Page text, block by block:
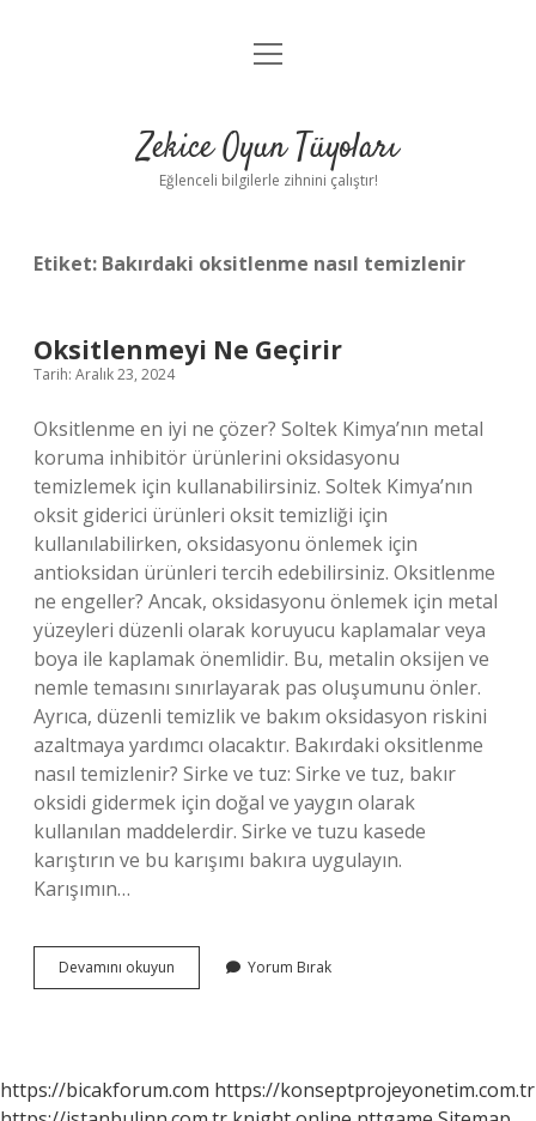
Anasayfa
Yasal Uyarı
menüyü
Zekice Oyun Tüyoları
Eğlenceli bilgilerle zihnini çalıştır!
Etiket: Bakırdaki oksitlenme nasıl temizlenir
Oksitlenmeyi Ne Geçirir
Tarih: Aralık 23, 2024
Oksitlenme en iyi ne çözer? Soltek Kimya’nın metal
koruma inhibitör ürünlerini oksidasyonu
temizlemek için kullanabilirsiniz. Soltek Kimya’nın
oksit giderici ürünleri oksit temizliği için
kullanılabilirken, oksidasyonu önlemek için
antioksidan ürünleri tercih edebilirsiniz. Oksitlenme
ne engeller? Ancak, oksidasyonu önlemek için metal
yüzeyleri düzenli olarak koruyucu kaplamalar veya
boya ile kaplamak önemlidir. Bu, metalin oksijen ve
nemle temasını sınırlayarak pas oluşumunu önler.
Ayrıca, düzenli temizlik ve bakım oksidasyon riskini
azaltmaya yardımcı olacaktır. Bakırdaki oksitlenme
nasıl temizlenir? Sirke ve tuz: Sirke ve tuz, bakır
oksidi gidermek için doğal ve yaygın olarak
kullanılan maddelerdir. Sirke ve tuzu kasede
karıştırın ve bu karışımı bakıra uygulayın.
Karışımın…
Devamını okuyun Oksitlenmeyi
Ne
Yorum Bırak
https://bicakforum.com https://konseptprojeyonetim.com.tr